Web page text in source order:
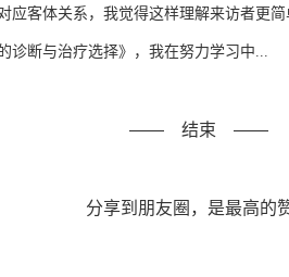
应客体关系，我觉得这样理解来访者更
诊断与治疗选择》，我在努力学习中...
—— 结束 ——
分享到朋友圈，是最高的